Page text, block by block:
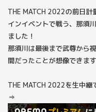
THE MATCH 2022の前日計
インイベントで戦う、那須
ました！
那須川は最後まで武尊から
間だったことが想像できます
THE MATCH 2022を生中継
⇒